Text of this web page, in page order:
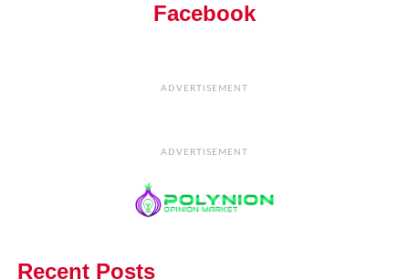
Facebook
ADVERTISEMENT
ADVERTISEMENT
Recent Posts